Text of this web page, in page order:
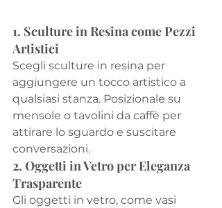
1. Sculture in Resina come Pezzi
Artistici
Scegli sculture in resina per
aggiungere un tocco artistico a
qualsiasi stanza. Posizionale su
mensole o tavolini da caffè per
attirare lo sguardo e suscitare
conversazioni.
2. Oggetti in Vetro per Eleganza
Trasparente
Gli oggetti in vetro, come vasi